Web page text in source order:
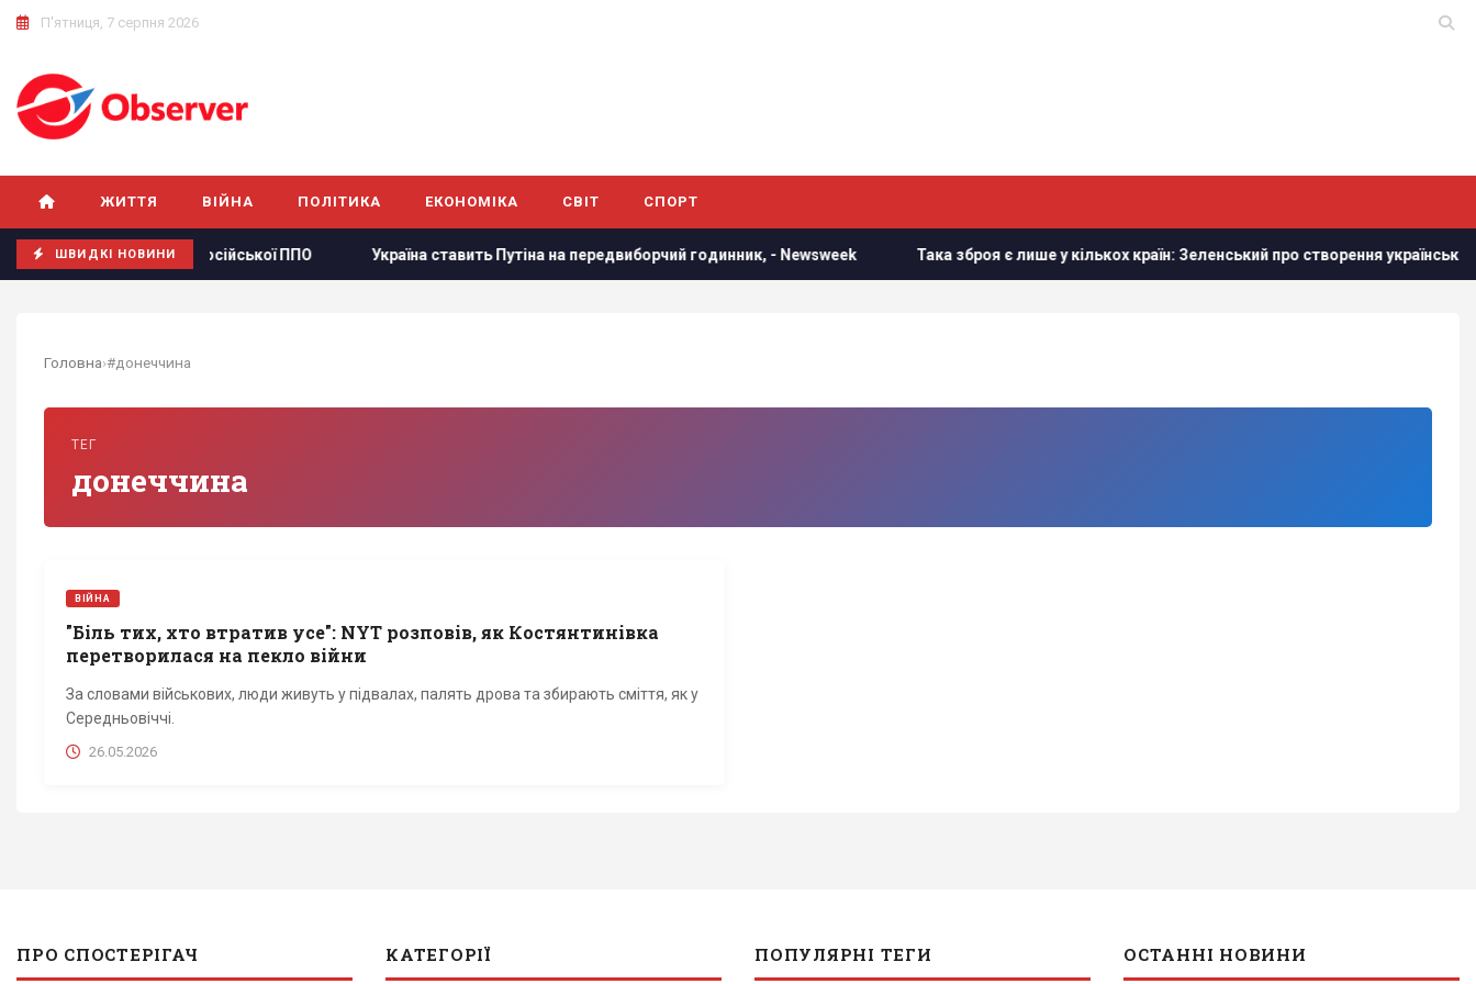
П'ятниця, 7 серпня 2026
ЖИТТЯ ВІЙНА ПОЛІТИКА ЕКОНОМІКА СВІТ СПОРТ
ШВИДКІ НОВИНИ
роботи російської ППО Україна ставить Путіна на передвиборчий годинник, - Newsweek Така зброя є лише у кількох країн: Зеленський про створення української
Головна›#донеччина
ТЕГ
донеччина
ВІЙНА
"Біль тих, хто втратив усе": NYT розповів, як Костянтинівка
перетворилася на пекло війни
За словами військових, люди живуть у підвалах, палять дрова та збирають сміття, як у
Середньовіччі.
26.05.2026
ПРО СПОСТЕРІГАЧ КАТЕГОРІЇ ПОПУЛЯРНІ ТЕГИ ОСТАННІ НОВИНИ